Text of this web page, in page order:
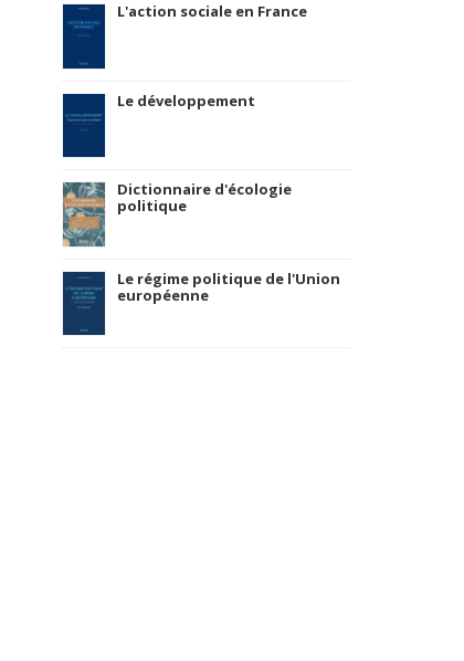
L'action sociale en France
Le développement
Dictionnaire d'écologie
politique
Le régime politique de l'Union
européenne